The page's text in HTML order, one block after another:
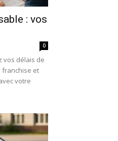
: vos
0
vos délais de
franchise et
votre